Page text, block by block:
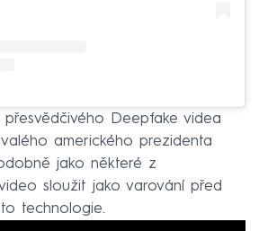
přesvědčivého Deepfake videa
amerického prezidenta
jako některé z
sloužit jako varování před
technologie.